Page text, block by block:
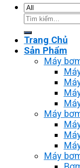
Tìm
kiếm:
Trang Chủ
Sản Phẩm
Máy
Máy
Máy